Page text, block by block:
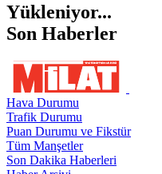
Yükleniyor...
Son Haberler
Hava Durumu
Trafik Durumu
Puan Durumu ve Fikstür
Tüm Manşetler
Son Dakika Haberleri